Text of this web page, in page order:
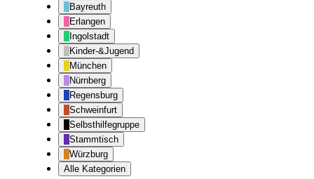
Bayreuth
Erlangen
Ingolstadt
Kinder-&Jugend
München
Nürnberg
Regensburg
Schweinfurt
Selbsthilfegruppe
Stammtisch
Würzburg
Alle Kategorien